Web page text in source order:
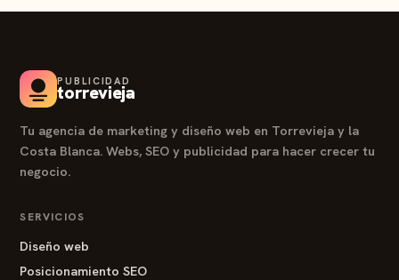
PUBLICIDAD
torrevieja
Tu agencia de marketing y diseño web en Torrevieja y la
Costa Blanca. Webs, SEO y publicidad para hacer crecer tu
negocio.
SERVICIOS
Diseño web
Posicionamiento SEO